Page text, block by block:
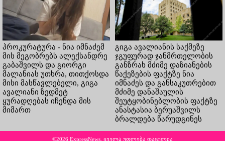
პროკურატურა - ნია იმნაძემ
მის მეგობრებს ალექსანდრე
გაბაშვილს და გიორგი
მალანიას უთხრა, თითქოსდა
მისი მასწავლებელი, გიგა
ავალიანი ზედმეტ
ყურადღებას იჩენდა მის
მიმართ
გიგა ავალიანის საქმეზე
ჯგუფურად ჯანმრთელობის
განზრახ მძიმე დაზიანების
წაქეზების ფაქტზე ნია
იმნაძეს და განსაკუთრებით
მძიმე დანაშაულის
შეუტყობინებლობის ფაქტზე
ანასტასია ბერუაშვილს
ბრალდება წარუდგინეს
©2026 ExpressNews. ყველა უფლება დაცულია